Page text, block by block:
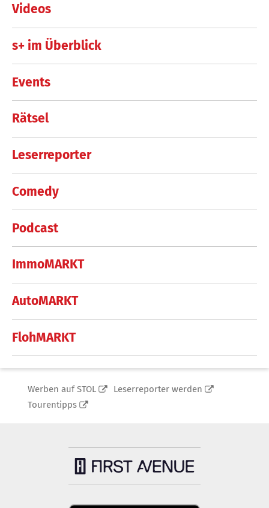
Videos
s+ im Überblick
Events
Rätsel
Leserreporter
Comedy
Podcast
ImmoMARKT
AutoMARKT
FlohMARKT
Werben auf STOL
Leserreporter werden
Tourentipps